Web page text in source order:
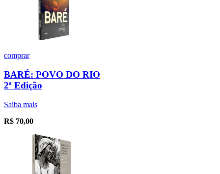
comprar
BARÉ: POVO DO RIO
2ª Edição
Saiba mais
R$ 70,00